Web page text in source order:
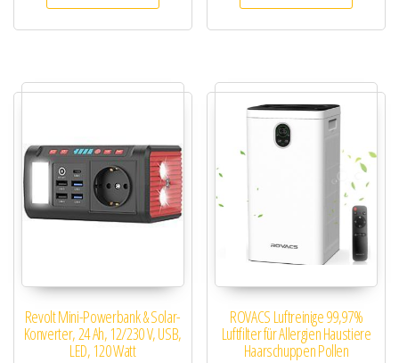
Revolt Mini-Powerbank & Solar-
Konverter, 24 Ah, 12/230 V, USB,
LED, 120 Watt
ROVACS Luftreinige 99,97%
Luftfilter für Allergien Haustiere
Haarschuppen Pollen